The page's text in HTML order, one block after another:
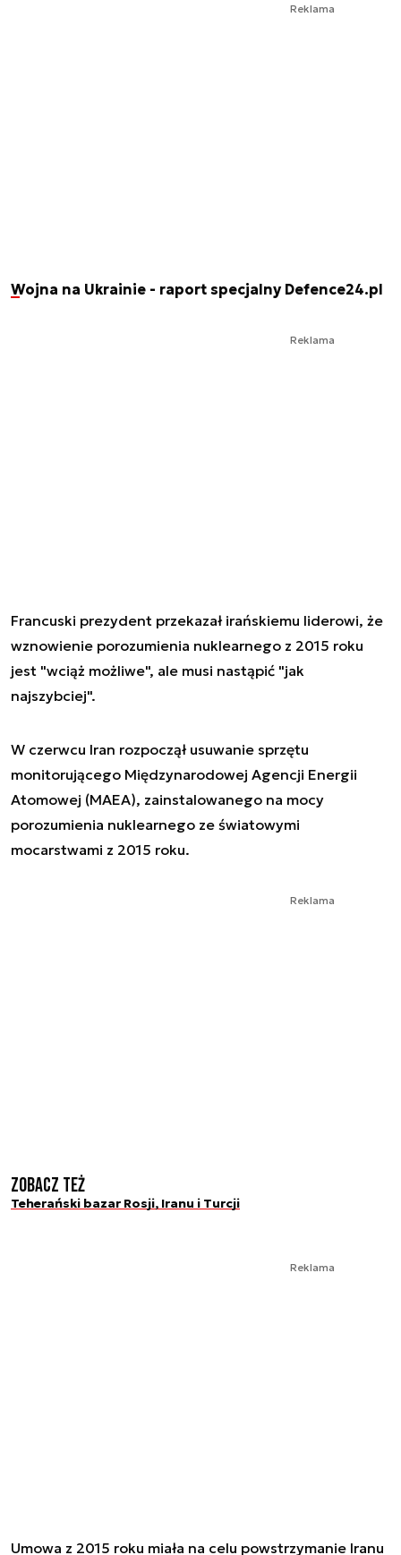
Reklama
Wojna na Ukrainie - raport specjalny Defence24.pl
Reklama
Francuski prezydent przekazał irańskiemu liderowi, że
wznowienie porozumienia nuklearnego z 2015 roku
jest "wciąż możliwe", ale musi nastąpić "jak
najszybciej".
W czerwcu Iran rozpoczął usuwanie sprzętu
monitorującego Międzynarodowej Agencji Energii
Atomowej (MAEA), zainstalowanego na mocy
porozumienia nuklearnego ze światowymi
mocarstwami z 2015 roku.
Reklama
Zobacz też
Teherański bazar Rosji, Iranu i Turcji
Reklama
Umowa z 2015 roku miała na celu powstrzymanie Iranu